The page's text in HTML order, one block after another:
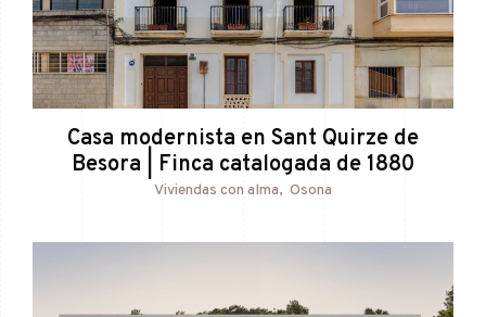
Casa modernista en Sant Quirze de
Besora | Finca catalogada de 1880
Viviendas con alma Osona